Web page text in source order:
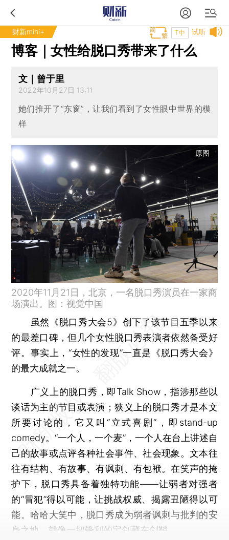
财新mini+ 试听
T中
博客｜女性给脱口秀带来了什么
文｜曾于里
2022年10月27日 13:11
她们推开了“东窗”，让我们看到了女性眼中世界的模
样
原图
2020年11月21日，北京，一名脱口秀演员在一家商
场演出。图：视觉中国
虽然《脱口秀大会5》创下了该节目五季以来
的最差口碑，但几个女性脱口秀表演者依然备受好
评。事实上，“女性的发现”一直是《脱口秀大会》
的最大成就之一。
广义上的脱口秀，即Talk Show，指涉那些以
谈话为主的节目或表演；狭义上的脱口秀才是本文
所要讨论的，它又叫“立式喜剧”，即stand-up
comedy。“一个人，一个麦”，一个人在台上讲述自
己的故事或点评各种社会事件、社会现象。文本往
往有结构、有故事、有讽刺、有包袱。在笑声的掩
护下，脱口秀具备着独特功能——让弱者对强者
的“冒犯”得以可能，让挑战权威、揭露丑陋得以可
能。哈哈大笑中，脱口秀成为弱者讽刺与批判的安
身之地，就像一把锋利的宝剑藏在剑鞘。